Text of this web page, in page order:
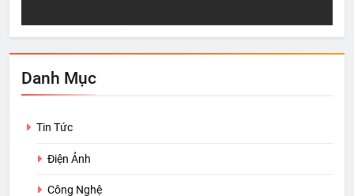
Danh Mục
Tin Tức
Điện Ảnh
Công Nghệ